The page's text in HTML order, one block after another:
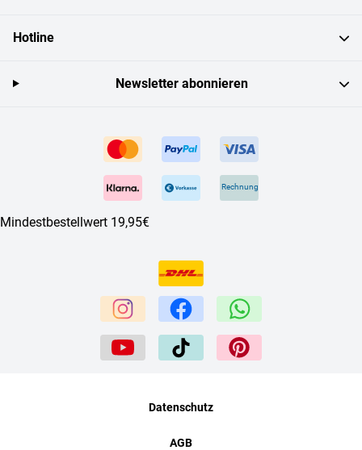
Hotline
Rechnung
Mindestbestellwert 19,95€
Newsletter abonnieren
Datenschutz
AGB